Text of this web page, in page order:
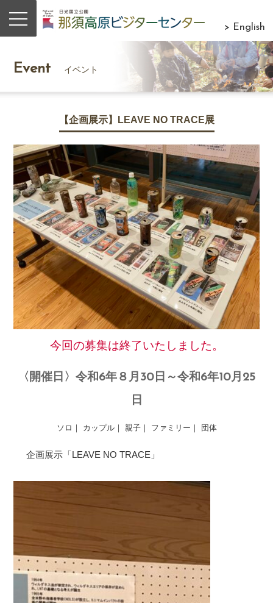
> English
Event イベント
【企画展示】LEAVE NO TRACE展
今回の募集は終了いたしました。
〈開催日〉令和6年８月30日～令和6年10月25
日
ソロ｜ カップル｜ 親子｜ ファミリー｜ 団体
企画展示「LEAVE NO TRACE」